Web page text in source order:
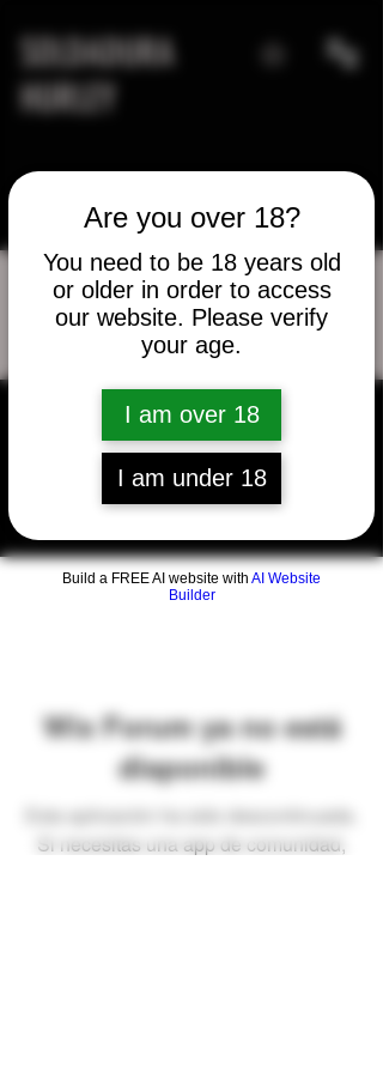
Are you over 18?
You need to be 18 years old
or older in order to access
our website. Please verify
your age.
I am over 18
I am under 18
Build a FREE AI website with AI Website
Builder
SOLDADURA
HURLEY
Mensaje
Bryan Parish
Wix Forum ya no está
disponible
Esta aplicación ha sido descontinuada.
Si necesitas una app de comunidad,